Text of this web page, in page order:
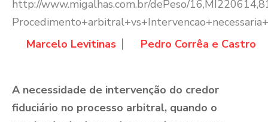
http://www.migalhas.com.br/dePeso/
Marcelo Levitinas
Pedro Corrêa e Castro
A necessidade de intervenção do credor
fiduciário no processo arbitral, quando o